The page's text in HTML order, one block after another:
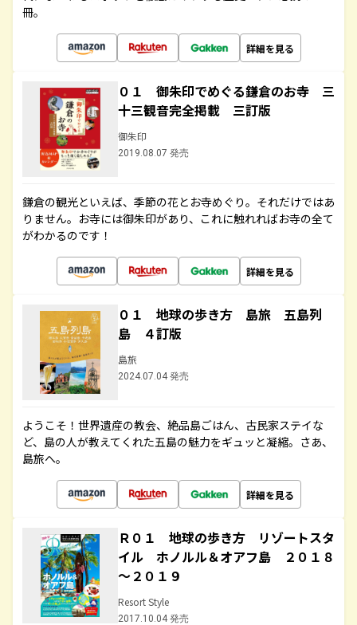
冊。
詳細を見る
０１ 御朱印でめぐる鎌倉のお寺 三
十三観音完全掲載 三訂版
御朱印
2019.08.07 発売
鎌倉の観光といえば、季節の花とお寺めぐり。それだけではあ
りません。お寺には御朱印があり、これに触れればお寺の全て
がわかるのです！
詳細を見る
０１ 地球の歩き方 島旅 五島列
島 ４訂版
島旅
2024.07.04 発売
ようこそ！世界遺産の教会、絶品島ごはん、古民家ステイな
ど、島の人が教えてくれた五島の魅力をギュッと凝縮。さあ、
島旅へ。
詳細を見る
Ｒ０１ 地球の歩き方 リゾートスタ
イル ホノルル＆オアフ島 ２０１８
～２０１９
Resort Style
2017.10.04 発売